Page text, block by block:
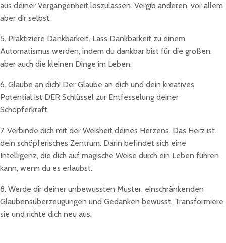
aus deiner Vergangenheit loszulassen. Vergib anderen, vor allem
aber dir selbst.
5. Praktiziere Dankbarkeit. Lass Dankbarkeit zu einem
Automatismus werden, indem du dankbar bist für die großen,
aber auch die kleinen Dinge im Leben.
6. Glaube an dich! Der Glaube an dich und dein kreatives
Potential ist DER Schlüssel zur Entfesselung deiner
Schöpferkraft.
7. Verbinde dich mit der Weisheit deines Herzens. Das Herz ist
dein schöpferisches Zentrum. Darin befindet sich eine
Intelligenz, die dich auf magische Weise durch ein Leben führen
kann, wenn du es erlaubst.
8. Werde dir deiner unbewussten Muster, einschränkenden
Glaubensüberzeugungen und Gedanken bewusst. Transformiere
sie und richte dich neu aus.